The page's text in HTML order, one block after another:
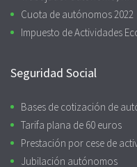
Cuota de autónomos 2022
Impuesto de Actividades
Seguridad Social
Bases de cotización de
Tarifa plana de 60 euros
Prestación por cese de
Jubilación autónomos